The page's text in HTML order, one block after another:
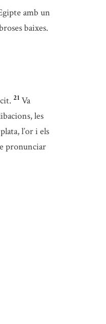
amb un
baixes.
21 Va
les
l’or i els
pronunciar